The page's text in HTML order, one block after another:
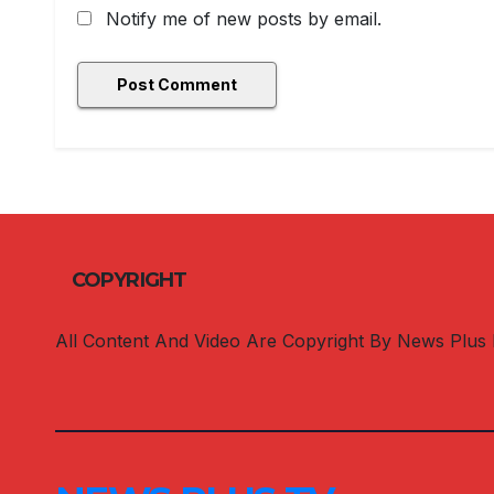
Notify me of new posts by email.
COPYRIGHT
All Content And Video Are Copyright By News Plus